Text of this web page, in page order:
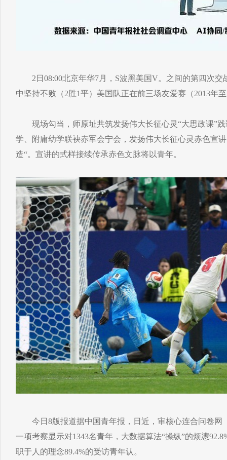
2日08:00北京年华7月，S波黑美国V。之间的第四次交
中坚持不败（2胜1平）美国队正在前三场友爱赛（2013年
现场勾当，师原址共筑发扬伟大长征心灵“大思政课”践
学、附庸幼学联袂赤军会宁会，发扬伟大长征心灵赤色宣
造“。宣讲的式样接续传承赤色文脉将以青年。
今日8版报道据中国青年报，日近，审核心连合问卷网
一项考察显示对1343名青年，大数据算法“操纵”的烦懑
职于人的理念89.4%的受访青年认。